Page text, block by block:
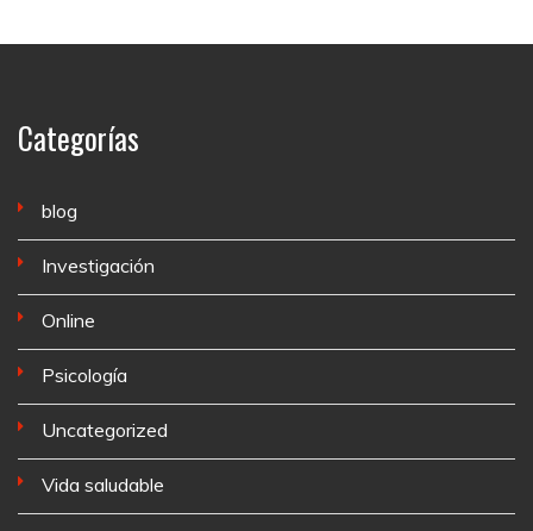
Categorías
blog
Investigación
Online
Psicología
Uncategorized
Vida saludable